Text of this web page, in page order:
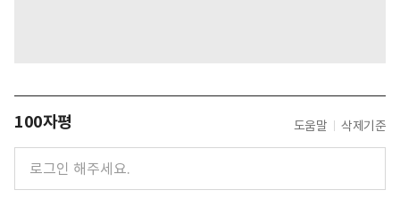
100자평 도움말 삭제기준